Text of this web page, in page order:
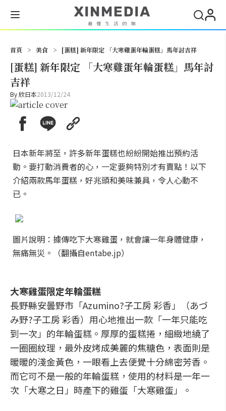
首頁 > 美食 > [蛋糕] 新年限定 「大寒雞蛋年輪蛋糕」馬年討吉祥
[蛋糕] 新年限定 「大寒雞蛋年輪蛋糕」馬年討
吉祥
By欣日本2013/12/24
日本新年將至，許多新年蛋糕也紛紛開始推出預約活
動。要打動消費者的心，一定要夠特別才有賣點！以下
介紹兩款馬年蛋糕，好兆頭和美味兼具，令人心動不
已。
圖片說明：據傳吃下大寒雞蛋，就會讓一年身體健康，
無痛無災。（翻攝自entabe.jp）
大寒雞蛋限定年輪蛋糕
長野縣安曇野市「Azumino?子工房 彩香」（あづ
み野?子工房 彩香）用心地推出一款「一年只能吃
到一次」的年輪蛋糕。厚厚的蛋糕捲，細緻地繞了
一圈圈紋理，最外皮烤成美麗的焦糖色，表面則是
暖暖的淺金黃色，一眼看上去便覺十分綿密芳香。
而它可不是一般的年輪蛋糕，使用的材料是一年一
次「大寒之日」時產下的雞蛋「大寒雞蛋」。